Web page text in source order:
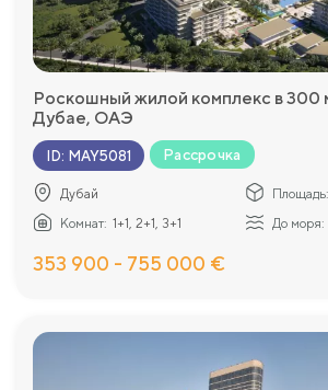
Роскошный жилой комплекс в 300
Дубае, ОАЭ
ID: MAY5081 Рассрочка
Дубай Площадь:
Комнат: 1+1, 2+1, 3+1 До моря:
353 900 - 755 000 €